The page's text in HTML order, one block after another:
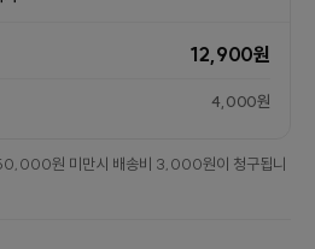
12,900원
4,000원
원 미만시 배송비 3,000원이 청구됩니